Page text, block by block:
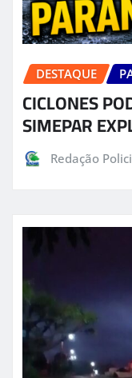
DESTAQUE
CICLONES
SIMEPAR
Redação